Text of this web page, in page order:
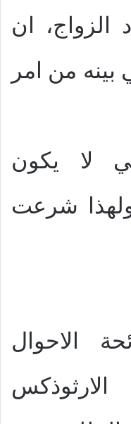
الزواج، ان
من امر
لا يكون
شرعت
الاحوال
الارثوذكس